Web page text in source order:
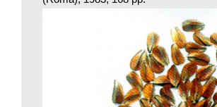
Talvolta, osserviamo come taluni di essi
«fuori posto». Sono immersi, più o meno
compagine arborea la quale, con le sue
essere per contro «al suo posto» trovando